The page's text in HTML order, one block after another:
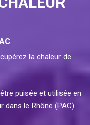
la chaleur de
puisée et utilisée en
dans le Rhône (PAC)